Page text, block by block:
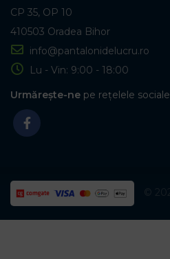
CP 35, OP 10
410503 Oradea Bihor
info@pantalonidelucru.ro
Lu - Vin: 9:00 - 18:00
Urmărește-ne pe rețelele sociale